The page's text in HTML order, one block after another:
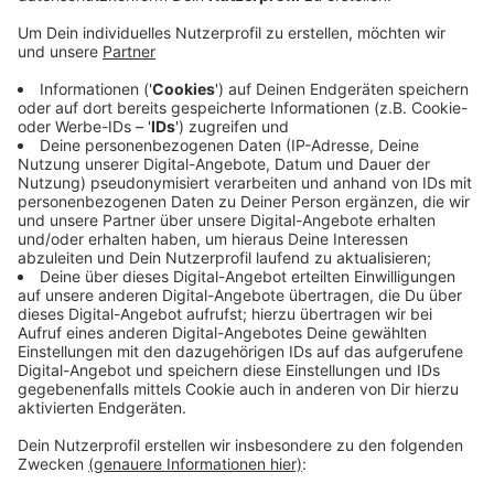
In den nächsten zwei Wochen wird der Kunstrasen für
die zwei Spielfelder im RSV Stadion verlegt, dann
können der RSV und der Frauen-Fußballverein FV
Mönchengladbach dort trainieren und ihre Spiele
austragen. Das neue Multifunktionsgebäude wird im
September fertig sein, hat uns der Leiter des
Fachbereiches Schule und Sport gesagt. Der nächste
Bauabschnitt folgt Ende des Jahres. Es wird eine
Anlage für Trendsportarten. Das Projekt hat fünf
Millionen Euro gekostet. Finanziert wurde die Anlage
überwiegend aus Fördergeldern.
Anzeige